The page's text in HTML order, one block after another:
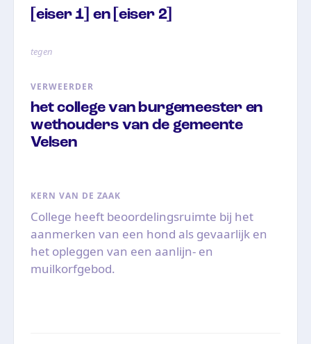
[eiser 1] en [eiser 2]
tegen
VERWEERDER
het college van burgemeester en
wethouders van de gemeente
Velsen
KERN VAN DE ZAAK
College heeft beoordelingsruimte bij het
aanmerken van een hond als gevaarlijk en
het opleggen van een aanlijn- en
muilkorfgebod.